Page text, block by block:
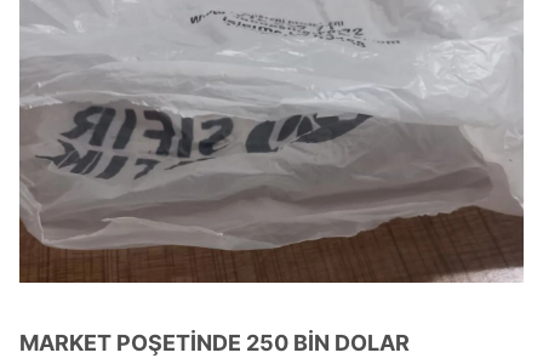
MARKET POŞETİNDE 250 BİN DOLAR